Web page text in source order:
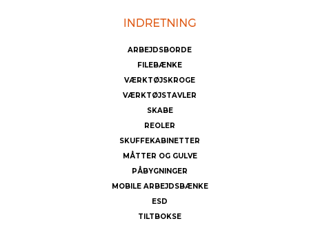
ARBEJDSBORDE
FILEBÆNKE
VÆRKTØJSKROGE
VÆRKTØJSTAVLER
SKABE
REOLER
SKUFFEKABINETTER
MÅTTER OG GULVE
PÅBYGNINGER
MOBILE ARBEJDSBÆNKE
ESD
TILTBOKSE